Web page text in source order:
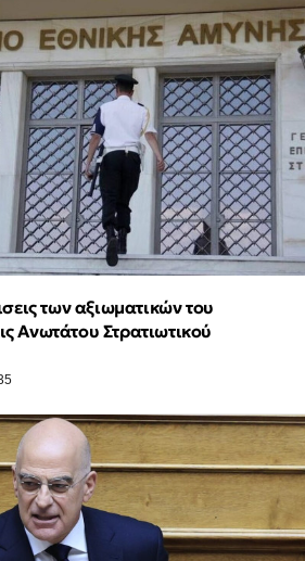
των αξιωματικών του
Ανωτάτου Στρατιωτικού